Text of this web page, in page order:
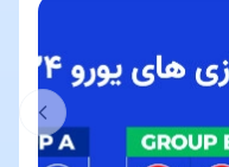
slide